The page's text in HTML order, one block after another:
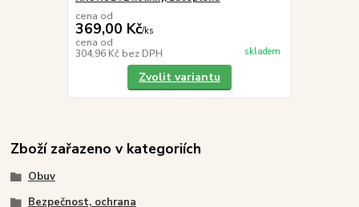
cena od
369,00 Kč/ks
cena od
304,96 Kč bez DPH skladem
Zvolit variantu
Zboží zařazeno v kategoriích
Obuv
Bezpečnost, ochrana